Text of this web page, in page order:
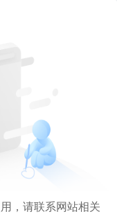
，请联系网站相关